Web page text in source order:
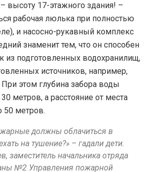
высоту 17-этажного здания! –
рабочая люлька при полностью
и насосно-рукавный комплекс
знаменит тем, что он способен
из подготовленных водохранилищ,
источников, например,
этом глубина забора воды
метров, а расстояние от места
50 метров.
должны облачиться в
на тушение?» – гадали дети.
заместитель начальника отряда
№2 Управления пожарной